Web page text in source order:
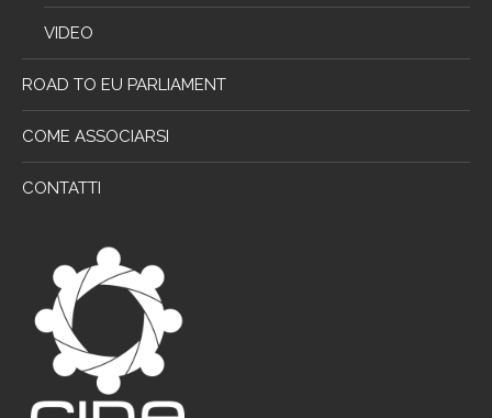
VIDEO
ROAD TO EU PARLIAMENT
COME ASSOCIARSI
CONTATTI